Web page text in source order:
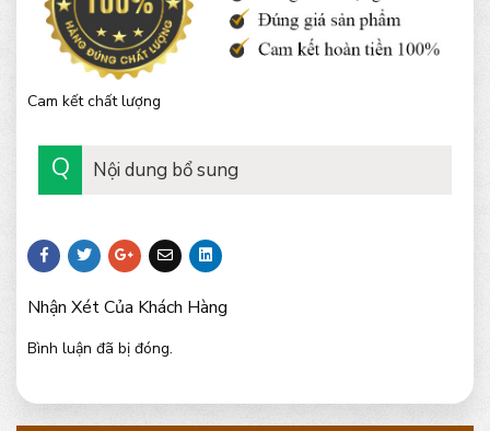
Cam kết chất lượng
Nội dung bổ sung
Nhận Xét Của Khách Hàng
Bình luận đã bị đóng.